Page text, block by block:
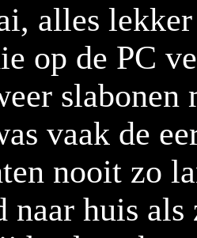
alles lekker
op de PC
vaak de
nooit zo
naar huis